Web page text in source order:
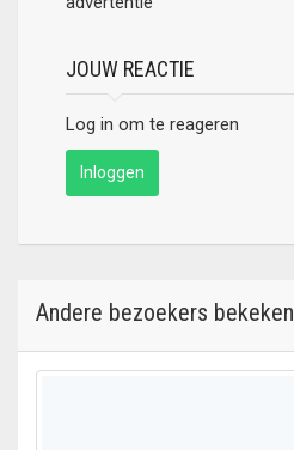
JOUW REACTIE
Log in om te reageren
Inloggen
Andere bezoekers bekeken